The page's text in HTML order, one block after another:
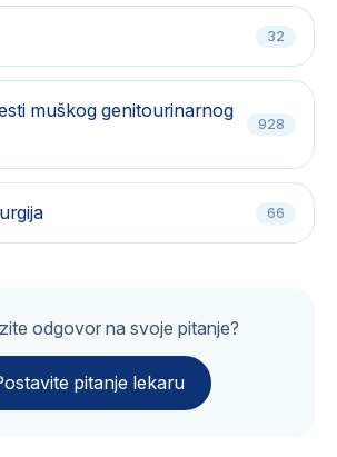
32
muškog genitourinarnog
928
66
odgovor na svoje pitanje?
pitanje lekaru